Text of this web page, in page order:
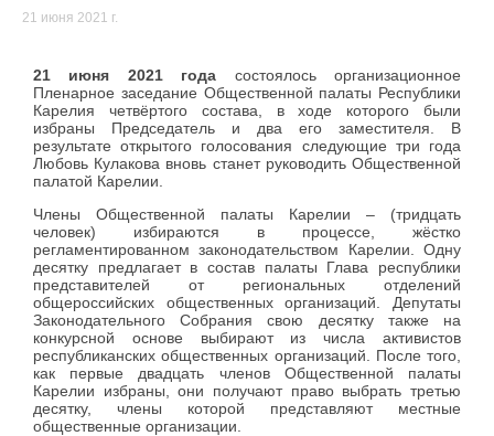
21 июня 2021 г.
21 июня 2021 года состоялось организационное
Пленарное заседание Общественной палаты Республики
Карелия четвёртого состава, в ходе которого были
избраны Председатель и два его заместителя. В
результате открытого голосования следующие три года
Любовь Кулакова вновь станет руководить Общественной
палатой Карелии.
Члены Общественной палаты Карелии – (тридцать
человек) избираются в процессе, жёстко
регламентированном законодательством Карелии. Одну
десятку предлагает в состав палаты Глава республики
представителей от региональных отделений
общероссийских общественных организаций. Депутаты
Законодательного Собрания свою десятку также на
конкурсной основе выбирают из числа активистов
республиканских общественных организаций. После того,
как первые двадцать членов Общественной палаты
Карелии избраны, они получают право выбрать третью
десятку, члены которой представляют местные
общественные организации.